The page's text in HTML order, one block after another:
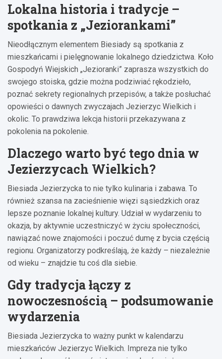
Lokalna historia i tradycje –
spotkania z „Jeziorankami”
Nieodłącznym elementem Biesiady są spotkania z
mieszkańcami i pielęgnowanie lokalnego dziedzictwa. Koło
Gospodyń Wiejskich „Jezioranki” zaprasza wszystkich do
swojego stoiska, gdzie można podziwiać rękodzieło,
poznać sekrety regionalnych przepisów, a także posłuchać
opowieści o dawnych zwyczajach Jezierzyc Wielkich i
okolic. To prawdziwa lekcja historii przekazywana z
pokolenia na pokolenie.
Dlaczego warto być tego dnia w
Jezierzycach Wielkich?
Biesiada Jezierzycka to nie tylko kulinaria i zabawa. To
również szansa na zacieśnienie więzi sąsiedzkich oraz
lepsze poznanie lokalnej kultury. Udział w wydarzeniu to
okazja, by aktywnie uczestniczyć w życiu społeczności,
nawiązać nowe znajomości i poczuć dumę z bycia częścią
regionu. Organizatorzy podkreślają, że każdy – niezależnie
od wieku – znajdzie tu coś dla siebie.
Gdy tradycja łączy z
nowoczesnością – podsumowanie
wydarzenia
Biesiada Jezierzycka to ważny punkt w kalendarzu
mieszkańców Jezierzyc Wielkich. Impreza nie tylko